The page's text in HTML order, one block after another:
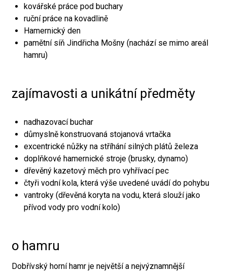
kovářské práce pod buchary
ruční práce na kovadlině
Hamernický den
pamětní síň Jindřicha Mošny (nachází se mimo areál
hamru)
zajímavosti a unikátní předměty
nadhazovací buchar
důmyslně konstruovaná stojanová vrtačka
excentrické nůžky na stříhání silných plátů železa
doplňkové hamernické stroje (brusky, dynamo)
dřevěný kazetový měch pro vyhřívací pec
čtyři vodní kola, která výše uvedené uvádí do pohybu
vantroky (dřevěná koryta na vodu, která slouží jako
přívod vody pro vodní kolo)
o hamru
Dobřívský horní hamr je největší a nejvýznamnější